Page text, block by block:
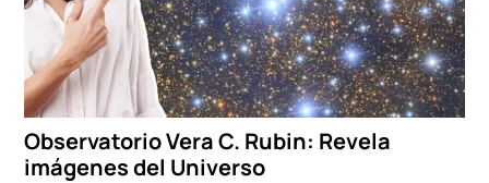
Observatorio Vera C. Rubin: Revela
imágenes del Universo